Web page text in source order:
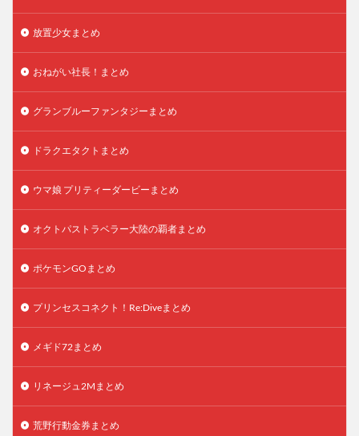
放置少女まとめ
おねがい社長！まとめ
グランブルーファンタジーまとめ
ドラクエタクトまとめ
ウマ娘 プリティーダービーまとめ
オクトパストラベラー大陸の覇者まとめ
ポケモンGOまとめ
プリンセスコネクト！Re:Diveまとめ
メギド72まとめ
リネージュ2Mまとめ
荒野行動金券まとめ